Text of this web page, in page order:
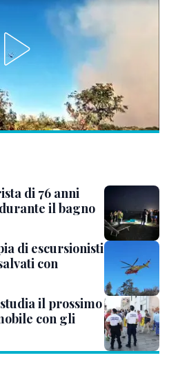
di 76 anni
il bagno
di escursionisti
con
il prossimo
con gli